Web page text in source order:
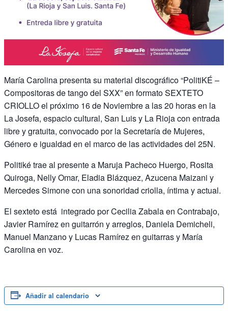
María Carolina presenta su material discográfico “PolitiKÉ –
Compositoras de tango del SXX” en formato SEXTETO
CRIOLLO el próximo 16 de Noviembre a las 20 horas en la
La Josefa, espacio cultural, San Luis y La Rioja con entrada
libre y gratuita, convocado por la Secretaría de Mujeres,
Género e igualdad en el marco de las actividades del 25N.
Politiké trae al presente a Maruja Pacheco Huergo, Rosita
Quiroga, Nelly Omar, Eladia Blázquez, Azucena Maizani y
Mercedes Simone con una sonoridad criolla, íntima y actual.
El sexteto está integrado por Cecilia Zabala en Contrabajo,
Javier Ramírez en guitarrón y arreglos, Daniela Demicheli,
Manuel Manzano y Lucas Ramírez en guitarras y María
Carolina en voz.
Añadir al calendario